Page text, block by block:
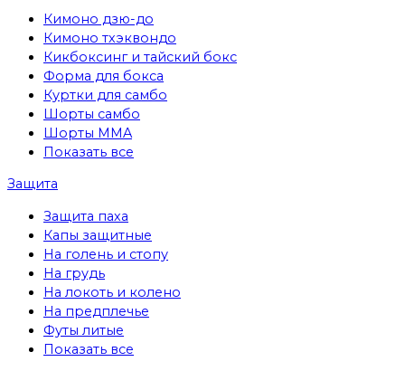
Кимоно дзю-до
Кимоно тхэквондо
Кикбоксинг и тайский бокс
Форма для бокса
Куртки для самбо
Шорты самбо
Шорты MMA
Показать все
Защита
Защита паха
Капы защитные
На голень и стопу
На грудь
На локоть и колено
На предплечье
Футы литые
Показать все